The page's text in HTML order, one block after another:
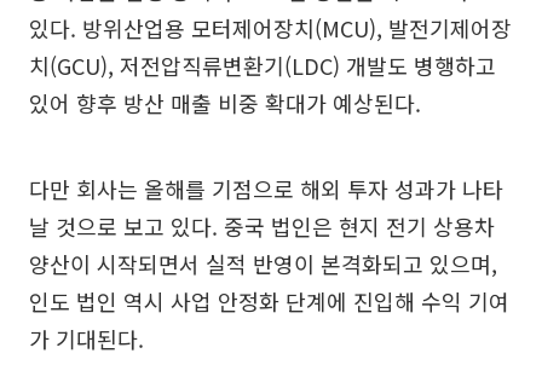
있다. 방위산업용 모터제어장치(MCU), 발전기제어장
치(GCU), 저전압직류변환기(LDC) 개발도 병행하고
있어 향후 방산 매출 비중 확대가 예상된다.
다만 회사는 올해를 기점으로 해외 투자 성과가 나타
날 것으로 보고 있다. 중국 법인은 현지 전기 상용차
양산이 시작되면서 실적 반영이 본격화되고 있으며,
인도 법인 역시 사업 안정화 단계에 진입해 수익 기여
가 기대된다.